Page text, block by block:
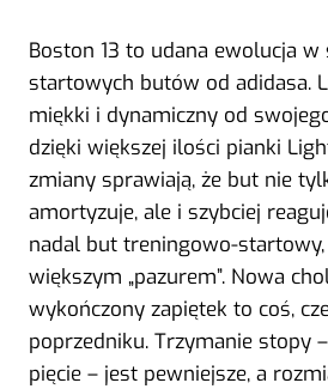
Boston 13 to udana ewolucja
startowych butów od adidasa.
miękki i dynamiczny od
dzięki większej ilości pianki
zmiany sprawiają, że but nie
amortyzuje, ale i szybciej
nadal but treningowo-startowy,
większym „pazurem”. Nowa
wykończony zapiętek to coś,
poprzedniku. Trzymanie stopy
pięcie – jest pewniejsze, a